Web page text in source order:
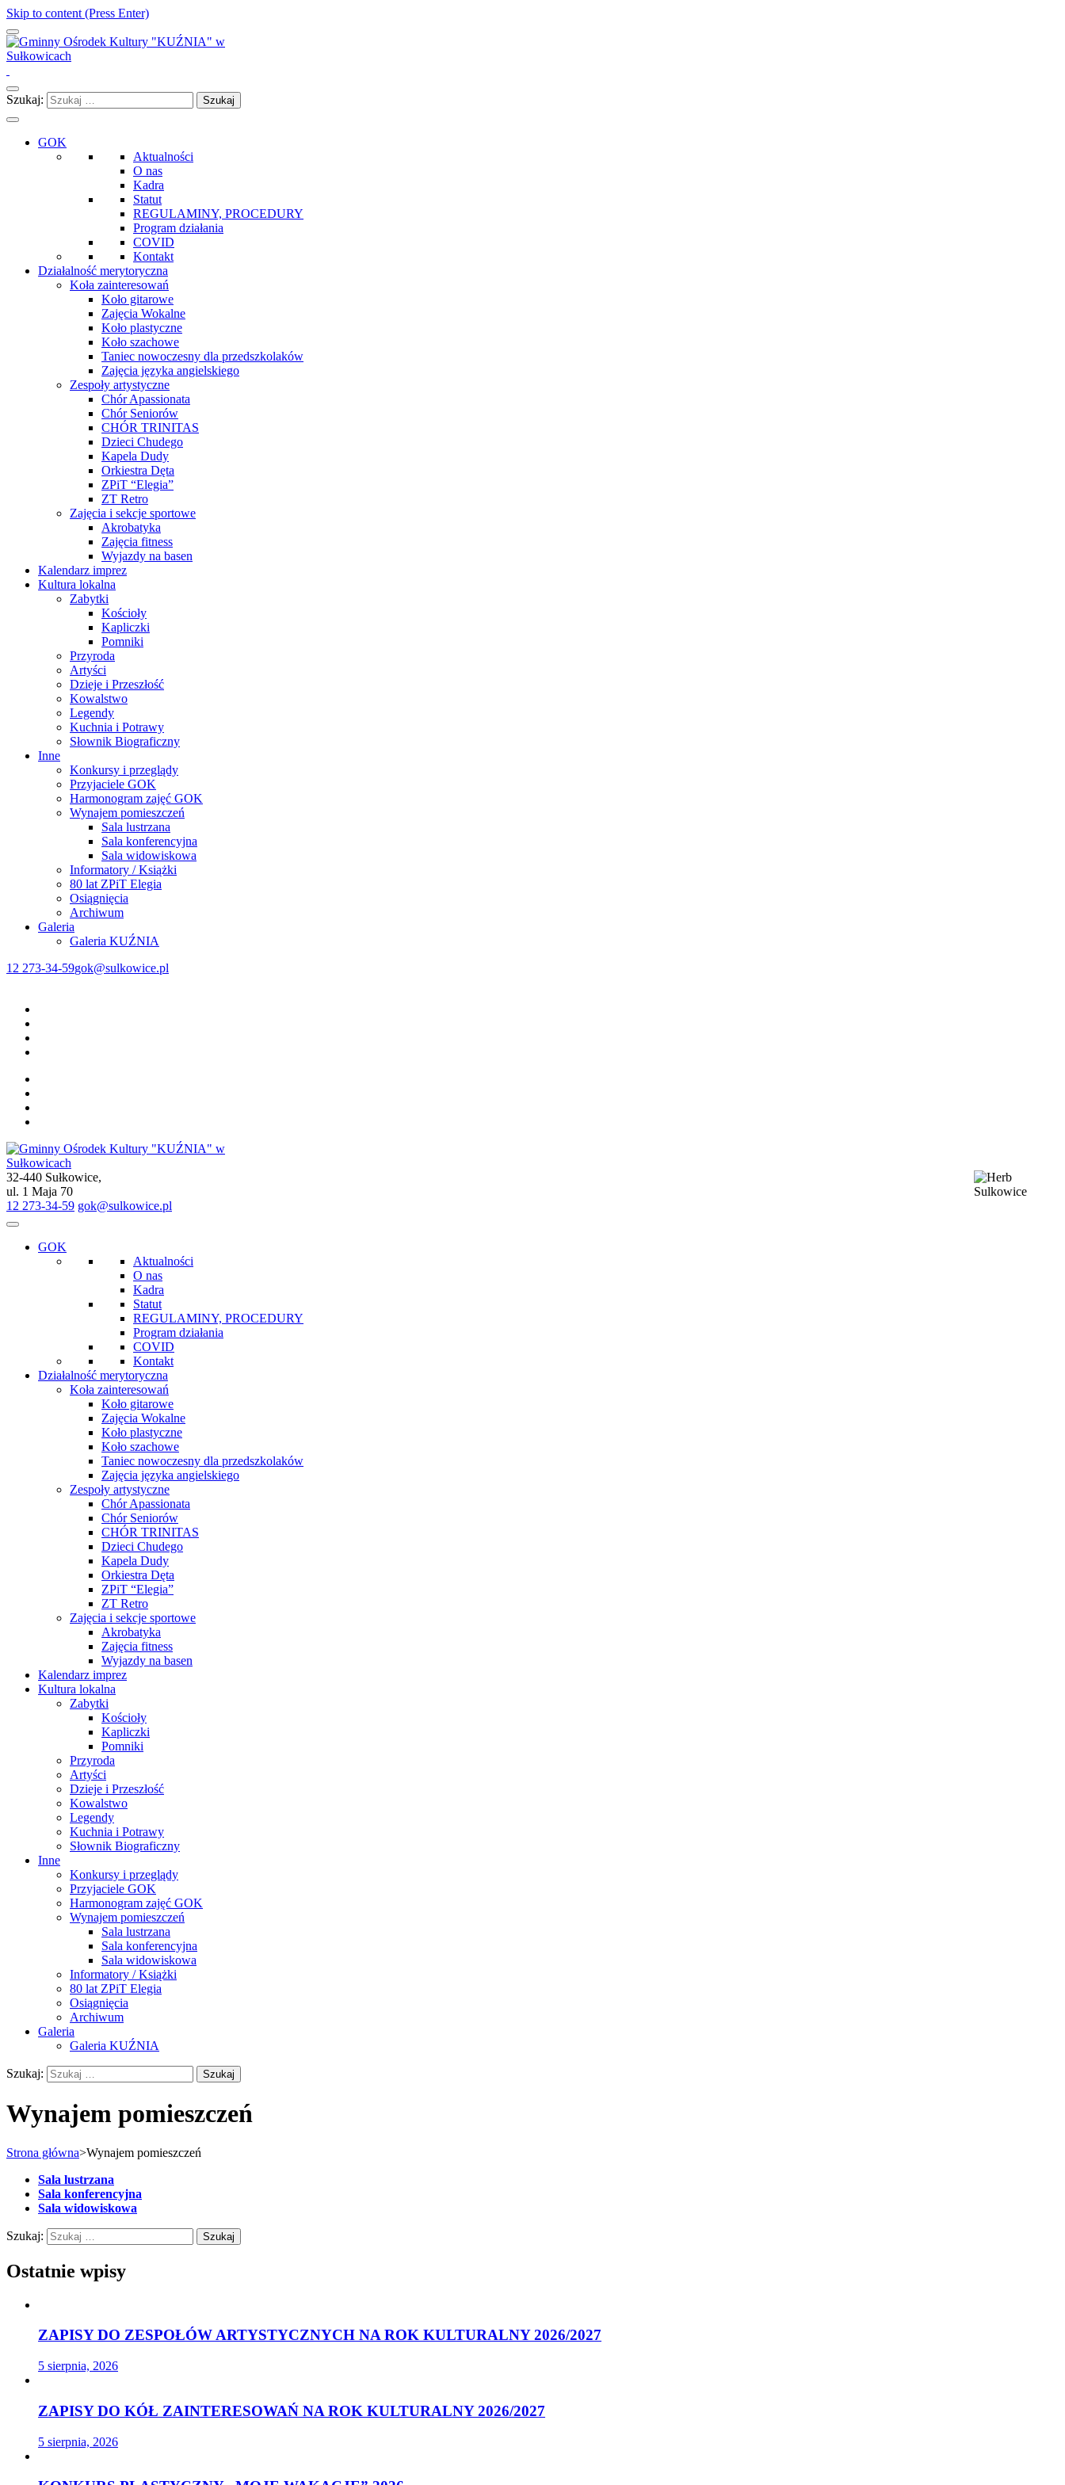
Skip to content (Press Enter)
Szukaj:
GOK
Aktualności
O nas
Kadra
Statut
REGULAMINY, PROCEDURY
Program działania
COVID
Kontakt
Działalność merytoryczna
Koła zainteresowań
Koło gitarowe
Zajęcia Wokalne
Koło plastyczne
Koło szachowe
Taniec nowoczesny dla przedszkolaków
Zajęcia języka angielskiego
Zespoły artystyczne
Chór Apassionata
Chór Seniorów
CHÓR TRINITAS
Dzieci Chudego
Kapela Dudy
Orkiestra Dęta
ZPiT “Elegia”
ZT Retro
Zajęcia i sekcje sportowe
Akrobatyka
Zajęcia fitness
Wyjazdy na basen
Kalendarz imprez
Kultura lokalna
Zabytki
Kościoły
Kapliczki
Pomniki
Przyroda
Artyści
Dzieje i Przeszłość
Kowalstwo
Legendy
Kuchnia i Potrawy
Słownik Biograficzny
Inne
Konkursy i przeglądy
Przyjaciele GOK
Harmonogram zajęć GOK
Wynajem pomieszczeń
Sala lustrzana
Sala konferencyjna
Sala widowiskowa
Informatory / Książki
80 lat ZPiT Elegia
Osiągnięcia
Archiwum
Galeria
Galeria KUŹNIA
12 273-34-59gok@sulkowice.pl
Gminny Ośrodek Kultury "KUŹNIA" w Sułkowicach
32-440 Sułkowice,
ul. 1 Maja 70
12 273-34-59 gok@sulkowice.pl
GOK
Aktualności
O nas
Kadra
Statut
REGULAMINY, PROCEDURY
Program działania
COVID
Kontakt
Działalność merytoryczna
Koła zainteresowań
Koło gitarowe
Zajęcia Wokalne
Koło plastyczne
Koło szachowe
Taniec nowoczesny dla przedszkolaków
Zajęcia języka angielskiego
Zespoły artystyczne
Chór Apassionata
Chór Seniorów
CHÓR TRINITAS
Dzieci Chudego
Kapela Dudy
Orkiestra Dęta
ZPiT “Elegia”
ZT Retro
Zajęcia i sekcje sportowe
Akrobatyka
Zajęcia fitness
Wyjazdy na basen
Kalendarz imprez
Kultura lokalna
Zabytki
Kościoły
Kapliczki
Pomniki
Przyroda
Artyści
Dzieje i Przeszłość
Kowalstwo
Legendy
Kuchnia i Potrawy
Słownik Biograficzny
Inne
Konkursy i przeglądy
Przyjaciele GOK
Harmonogram zajęć GOK
Wynajem pomieszczeń
Sala lustrzana
Sala konferencyjna
Sala widowiskowa
Informatory / Książki
80 lat ZPiT Elegia
Osiągnięcia
Archiwum
Galeria
Galeria KUŹNIA
Szukaj:
Wynajem pomieszczeń
Strona główna>Wynajem pomieszczeń
Sala lustrzana
Sala konferencyjna
Sala widowiskowa
Szukaj:
Ostatnie wpisy
ZAPISY DO ZESPOŁÓW ARTYSTYCZNYCH NA ROK KULTURALNY 2026/2027
5 sierpnia, 2026
ZAPISY DO KÓŁ ZAINTERESOWAŃ NA ROK KULTURALNY 2026/2027
5 sierpnia, 2026